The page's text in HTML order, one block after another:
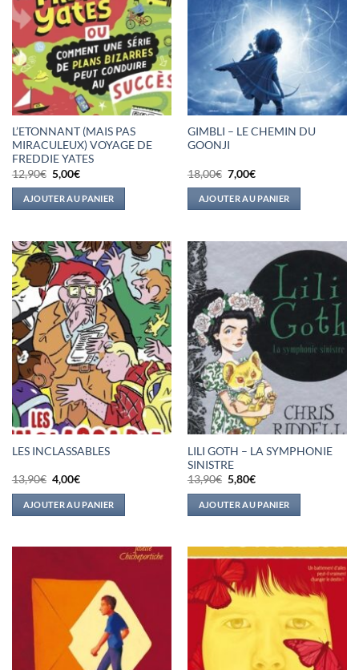
L’ETONNANT (MAIS PAS
MIRACULEUX) VOYAGE DE
FREDDIE YATES
12,90€ Le
prix
initial
était :
12,90€.
5,00€Le
actuel
est :
5,00€.
AJOUTER AU PANIER
GIMBLI – LE CHEMIN DU
GOONJI
18,00€ Le
prix
initial
était :
18,00€.
7,00€Le
actuel
est :
7,00€.
AJOUTER AU PANIER
LES INCLASSABLES
13,90€ Le
prix
initial
était :
13,90€.
4,00€Le
actuel
est :
4,00€.
AJOUTER AU PANIER
LILI GOTH – LA SYMPHONIE
SINISTRE
13,90€ Le
prix
initial
était :
13,90€.
5,80€Le
actuel
est :
5,80€.
AJOUTER AU PANIER